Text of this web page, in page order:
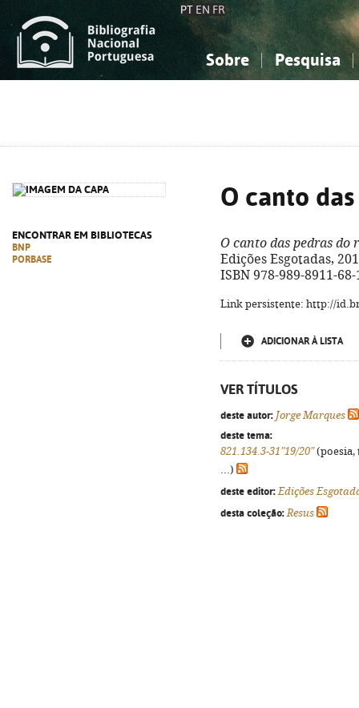
PT EN FR
Sobre Pesquisa
ENCONTRAR EM BIBLIOTECAS
BNP
PORBASE
O canto
O canto das pedras do
Edições Esgotadas,
ISBN 978-989-8911-68-
Link persistente: http://
ADICIONAR À LISTA
VER TÍTULOS
deste autor: Jorge Marques
deste tema:
821.134.3-31"19/20"(poesia,
...)
deste editor: Edições
desta coleção: Resus